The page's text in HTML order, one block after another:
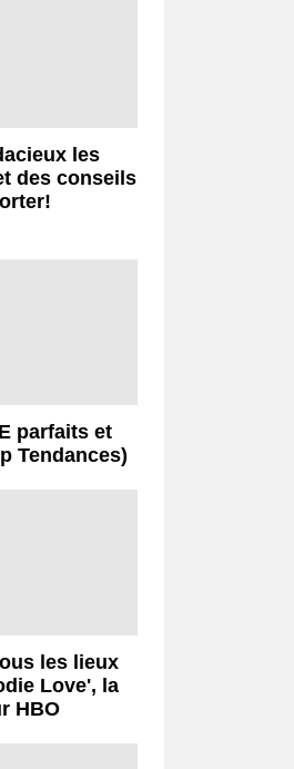
les
des conseils
parfaits et
Tendances)
les lieux
Love', la
HBO